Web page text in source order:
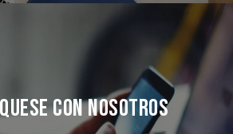
Con Nosotros